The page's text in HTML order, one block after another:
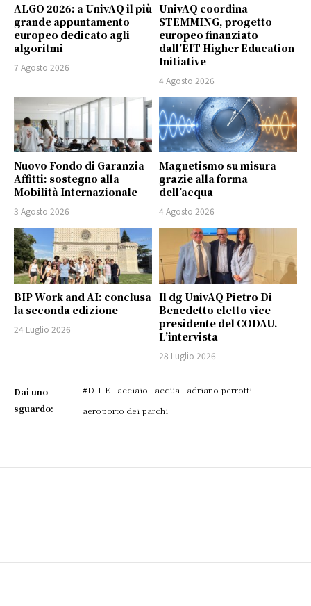
ALGO 2026: a UnivAQ il più
grande appuntamento
europeo dedicato agli
algoritmi
7 Agosto 2026
UnivAQ coordina
STEMMING, progetto
europeo finanziato
dall’EIT Higher Education
Initiative
4 Agosto 2026
Nuovo Fondo di Garanzia
Affitti: sostegno alla
Mobilità Internazionale
3 Agosto 2026
Magnetismo su misura
grazie alla forma
dell’acqua
4 Agosto 2026
BIP Work and AI: conclusa
la seconda edizione
24 Luglio 2026
Il dg UnivAQ Pietro Di
Benedetto eletto vice
presidente del CODAU.
L’intervista
28 Luglio 2026
Dai uno
sguardo:
#DIIIE acciaio acqua
adriano perrotti
aeroporto dei parchi